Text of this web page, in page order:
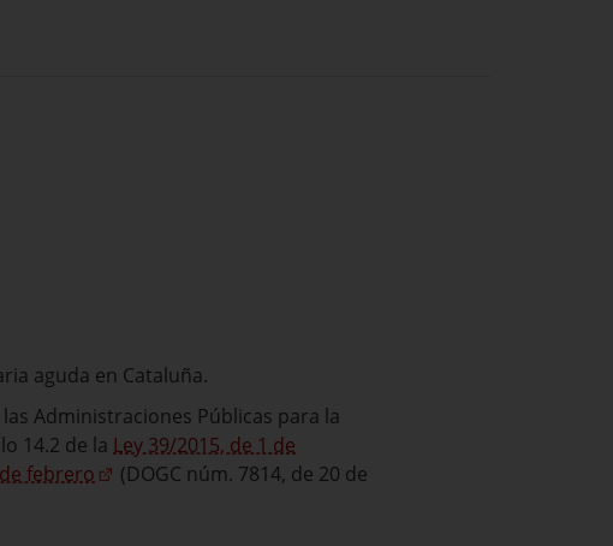
aguda en Cataluña.
Administraciones Públicas para la
14.2 de la Ley 39/2015, de 1 de
febrero
(DOGC núm. 7814, de 20 de